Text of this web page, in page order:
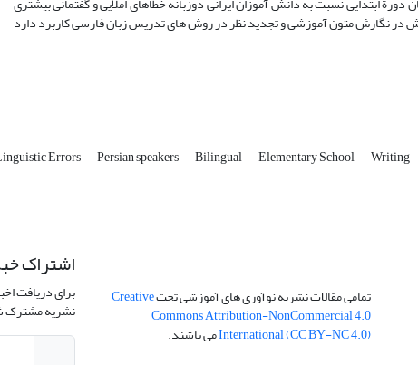
Errors Persian speakers Bilingual Elementary School Writing
تمامی مقالات نشریه نوآوری های آموزشی تحتCreative
Commons Attribution-NonCommercial 4.0
International (CC BY-NC 4.0)می باشند.
اشتراک
برای دریافت
نشریه مشترک